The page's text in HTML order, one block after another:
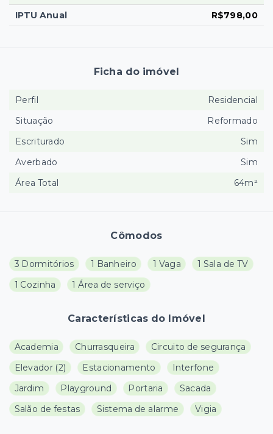
Cômodos
3 Dormitórios 1 Banheiro 1 Vaga
1 Sala de TV
1 Cozinha
1 Área de serviço
Características do Imóvel
Academia Churrasqueira
Circuito de segurança
Elevador(2) Estacionamento
Interfone
Jardim
Playground Portaria
Sacada
Salão de festas
Sistema de alarme Vigia
IPTU Anual
R$798,00
Ficha do imóvel
Perfil
Residencial
Situação
Reformado
Escriturado
Sim
Averbado
Sim
Área Total
64m²